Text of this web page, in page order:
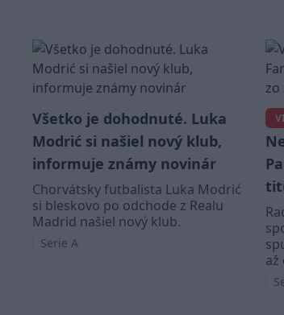
Všetko je dohodnuté. Luka
Modrić si našiel nový klub,
informuje známy novinár
Chorvátsky futbalista Luka Modrić
si bleskovo po odchode z Realu
Madrid našiel nový klub.
Serie A
až